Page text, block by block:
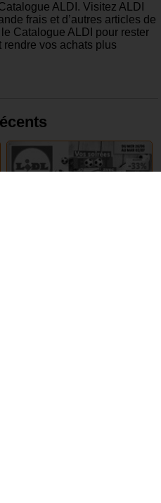
ALDI. Visitez ALDI
frais et d’autres articles de
Catalogue ALDI pour rester
rendre vos achats plus